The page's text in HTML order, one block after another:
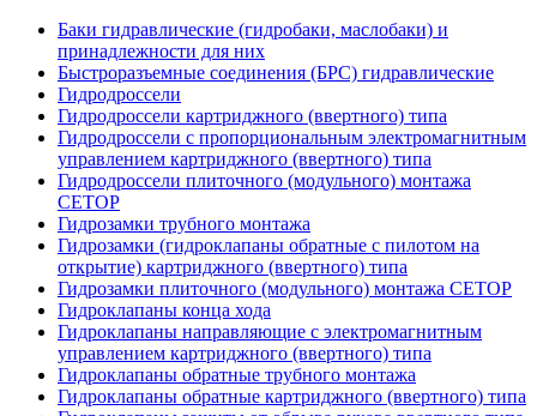
Баки гидравлические (гидробаки, маслобаки) и
принадлежности для них
Быстроразъемные соединения (БРС) гидравлические
Гидродроссели
Гидродроссели картриджного (ввертного) типа
Гидродроссели с пропорциональным электромагнитным
управлением картриджного (ввертного) типа
Гидродроссели плиточного (модульного) монтажа
CETOP
Гидрозамки трубного монтажа
Гидрозамки (гидроклапаны обратные с пилотом на
открытие) картриджного (ввертного) типа
Гидрозамки плиточного (модульного) монтажа CETOP
Гидроклапаны конца хода
Гидроклапаны направляющие с электромагнитным
управлением картриджного (ввертного) типа
Гидроклапаны обратные трубного монтажа
Гидроклапаны обратные картриджного (ввертного) типа